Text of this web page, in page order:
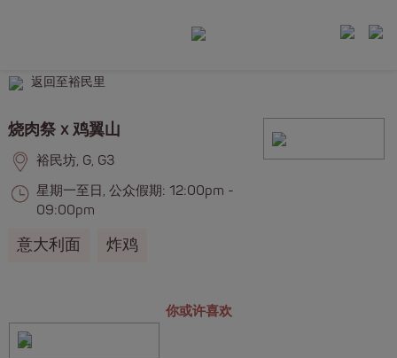
返回至裕民里
烧肉祭 x 鸡翼山
裕民坊, G, G3
星期一至日, 公众假期: 12:00pm -
09:00pm
意大利面 炸鸡
你或许喜欢